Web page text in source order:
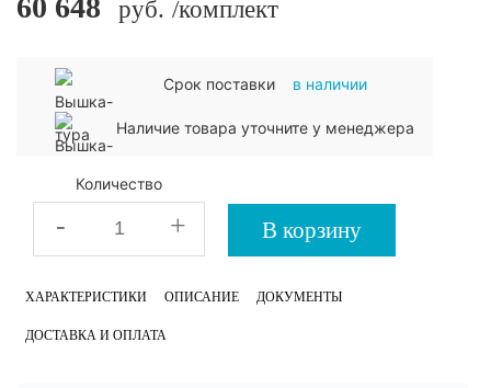
руб. /комплект
Срок поставки в наличии
Наличие товара уточните у менеджера
Количество
+
- В корзину
ХАРАКТЕРИСТИКИ ОПИСАНИЕ ДОКУМЕНТЫ
ДОСТАВКА И ОПЛАТА